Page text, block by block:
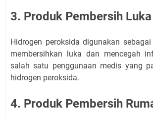
3. Produk Pembersih Luka
Hidrogen peroksida digunakan
membersihkan luka dan mencegah
salah satu penggunaan medis yang
hidrogen peroksida.
4. Produk Pembersih